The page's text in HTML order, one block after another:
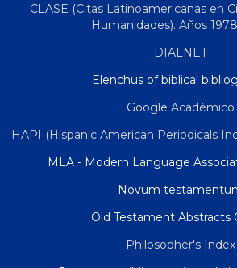
CLASE (Citas Latinoamericanas en
Humanidades). Años
DIALNET
Elenchus of biblical
Google Académico
HAPI (Hispanic American Periodicals
MLA - Modern Language
Novum
Old Testament Abstracts
Philosopher's Index